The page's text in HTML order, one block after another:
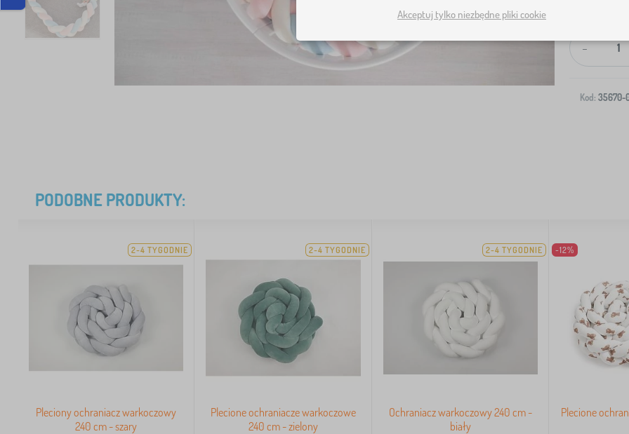
Wysyłka
-
Kod: 35670-
PODOBNE PRODUKTY:
2-4 TYGODNIE
Pleciony ochraniacz warkoczowy
240 cm - szary
2-4 TYGODNIE
Plecione ochraniacze warkoczowe
240 cm - zielony
2-4 TYGODNIE
Ochraniacz warkoczowy 240 cm -
biały
-12%
Plecione
Akceptuj tylko niezbędne pliki cookie